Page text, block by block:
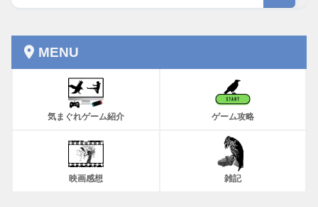
MENU
気まぐれゲーム紹介 ゲーム攻略
映画感想 雑記